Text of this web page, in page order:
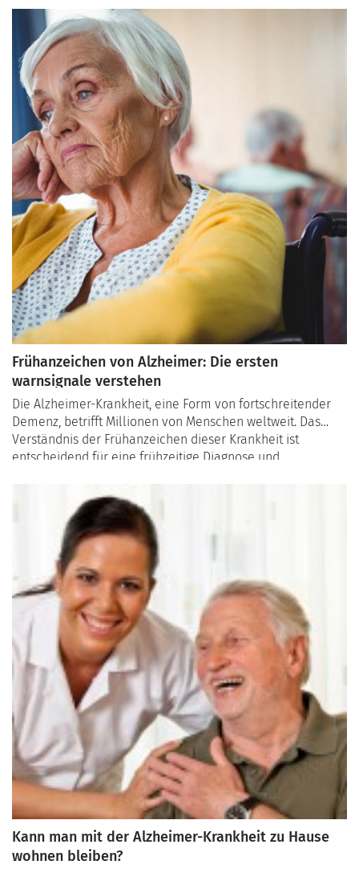
Bewegung und Schlaf bietet interessante Perspektiven für
die Förderung der Gehirngesundheit. Hier ist eine Übersicht
über diese Faktoren und ihre potenzielle Auswirkung auf
die Alzheimer-Prävention:
Frühanzeichen von Alzheimer: Die ersten
warnsignale verstehen
Die Alzheimer-Krankheit, eine Form von fortschreitender
Demenz, betrifft Millionen von Menschen weltweit. Das
Verständnis der Frühanzeichen dieser Krankheit ist
entscheidend für eine frühzeitige Diagnose und
ersten Warnsignale, auf die man achten sollte:
Kann man mit der Alzheimer-Krankheit zu Hause
wohnen bleiben?